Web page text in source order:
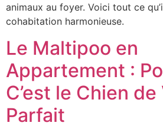
animaux au foyer. Voici tout ce
cohabitation harmonieuse.
Le Maltipoo en
Appartement :
C’est le Chien de
Parfait